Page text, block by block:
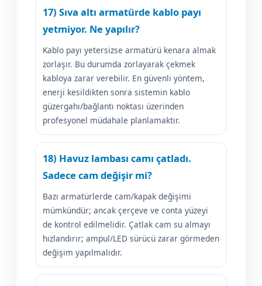
17) Sıva altı armatürde kablo payı
yetmiyor. Ne yapılır?
Kablo payı yetersizse armatürü kenara almak
zorlaşır. Bu durumda zorlayarak çekmek
kabloya zarar verebilir. En güvenli yöntem,
enerji kesildikten sonra sistemin kablo
güzergahı/bağlantı noktası üzerinden
profesyonel müdahale planlamaktır.
18) Havuz lambası camı çatladı.
Sadece cam değişir mi?
Bazı armatürlerde cam/kapak değişimi
mümkündür; ancak çerçeve ve conta yüzeyi
de kontrol edilmelidir. Çatlak cam su almayı
hızlandırır; ampul/LED sürücü zarar görmeden
değişim yapılmalıdır.